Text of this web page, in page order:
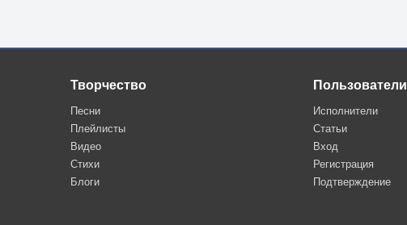
Творчество
Песни
Плейлисты
Видео
Стихи
Блоги
Пользователи
Исполнители
Статьи
Вход
Регистрация
Подтверждение